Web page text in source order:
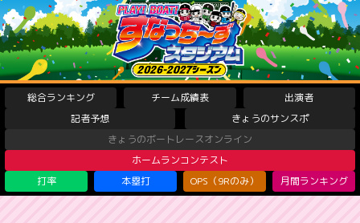
総合ランキング チーム成績表
出演者
記者予想
きょうのサンスポ
きょうのボートレースオンライン
ホームランコンテスト
打率
本塁打 OPS（9Rのみ） 月間ランキング